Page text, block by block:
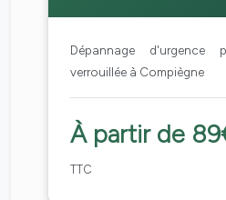
Dépannage d'urgence
verrouillée à Compiègne
À partir de
TTC